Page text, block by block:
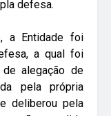
defesa.
a Entidade foi
a qual foi
de alegação de
pela própria
deliberou pela